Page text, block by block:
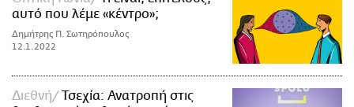
αυτό που λέμε «κέντρο»;
Δημήτρης Π. Σωτηρόπουλος
12.1.2022
Διεθνή
Τσεχία: Ανατροπή στις